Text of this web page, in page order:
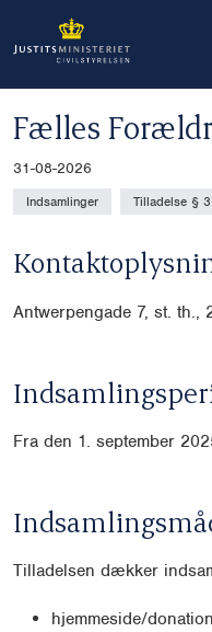
Fælles
31-08-2026
Indsamlinger Tilladelse § 3
Antwerpengade 7, st. th.,
Fra den 1. september
Tilladelsen dækker
hjemmeside/